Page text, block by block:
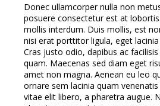
Donec ullamcorper nulla non
posuere consectetur est at
mollis interdum. Duis mollis, est
nisi erat porttitor ligula, eget
Cras justo odio, dapibus ac
quam. Maecenas sed diam eget
amet non magna. Aenean eu leo
ornare sem lacinia quam
vitae elit libero, a pharetra augue.